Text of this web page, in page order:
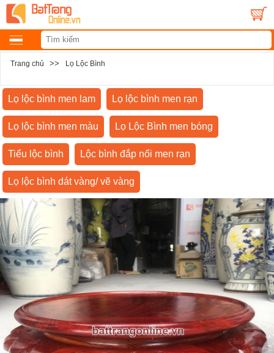
Trang chủ >> Lọ Lộc Bình
Lọ lộc bình men lam Lọ lộc bình men rạn
Lọ lộc bình men màu Lọ Lộc Bình men bóng
Tiểu lộc bình Lộc bình đắp nổi men rạn
Lọ lộc bình dát vàng/ vẽ vàng